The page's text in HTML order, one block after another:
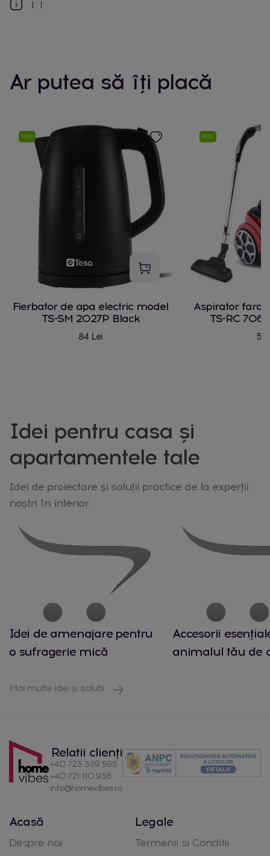
Ar putea să îți placă
NOU
Fierbator de apa electric model
TS-SM 2027P Black
84 Lei
NOU
Aspirator fara
TS-RC 706
Idei pentru casa și
apartamentele tale
Idei de proiectare și soluții practice de la experții
noștri în interior.
Idei de amenajare pentru
o sufragerie mică
Accesorii
animalul tău de
Mai multe idei și soluții
Relatii clienți
+40 723 339 595
+40 721 110 938
info@homevibes.ro
Acasă
Despre noi
Legale
Termenii si Conditii